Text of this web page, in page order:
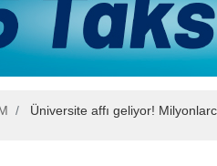
Üniversite affı geliyor!